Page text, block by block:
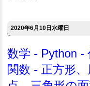
2020年6月10日水曜日
数学 - Python -
関数 - 正方形